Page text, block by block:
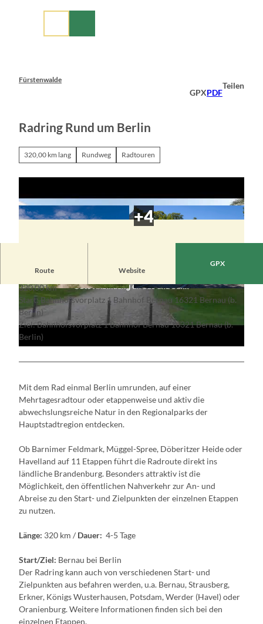
Fürstenwalde
GPXPDF
Teilen
Radring Rund um Berlin
320,00 km lang Rundweg Radtouren
V
i
d
o
s
i
e
n
© Lutz Weigelt, Lizenz: Regionalpark Barnimer
Feldmark e.V.
sgruppe Barnim
Route Website
GPX
320,00 km
Start: Bahnhofsvorplatz 1 Bahnhof Bernau 16321 Bernau (b.
Berlin)
Ziel: Bahnhofsvorplatz 1 Bahnhof Bernau 16321 Bernau (b.
Berlin)
Mit dem Rad einmal Berlin umrunden, auf einer
Mehrtagesradtour oder etappenweise und aktiv die
abwechslungsreiche Natur in den Regionalparks der
Hauptstadtregion entdecken.
Ob Barnimer Feldmark, Müggel-Spree, Döberitzer Heide oder
Havelland auf 11 Etappen führt die Radroute direkt ins
ländliche Brandenburg. Besonders attraktiv ist die
Möglichkeit, den öffentlichen Nahverkehr zur An- und
Abreise zu den Start- und Zielpunkten der einzelnen Etappen
zu nutzen.
Länge: 320 km / Dauer: 4-5 Tage
Start/Ziel: Bernau bei Berlin
Der Radring kann auch von verschiedenen Start- und
Zielpunkten aus befahren werden, u.a. Bernau, Strausberg,
Erkner, Königs Wusterhausen, Potsdam, Werder (Havel) oder
Oranienburg. Weitere Informationen finden sich bei den
einzelnen Etappen.